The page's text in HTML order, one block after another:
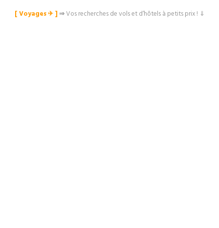
[ Voyages ✈︎ ]⇒Vos recherches de vols et d’hôtels à petits prix ! ⇓